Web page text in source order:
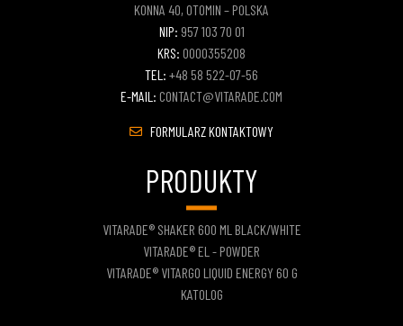
KONNA 40, OTOMIN – POLSKA
NIP: 957 103 70 01
KRS: 0000355208
TEL: +48 58 522-07-56
E-MAIL: CONTACT@VITARADE.COM
FORMULARZ KONTAKTOWY
PRODUKTY
VITARADE® SHAKER 600 ML BLACK/WHITE
VITARADE® EL - POWDER
VITARADE® VITARGO LIQUID ENERGY 60 G
KATOLOG